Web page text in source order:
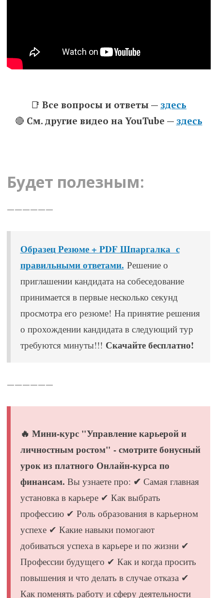
📑 Все вопросы и ответы — здесь
🔴 См. другие видео на YouTube — здесь
Будет полезным:
——————
Образец Резюме + PDF Шпаргалка с
правильными ответами. Решение о
приглашении кандидата на собеседование
принимается в первые несколько секунд
просмотра его резюме! На принятие решения
о прохождении кандидата в следующий тур
требуются минуты!!! Скачайте бесплатно!
——————
🔥 Мини-курс "Управление карьерой и
личностным ростом" - смотрите бонусный
урок из платного Онлайн-курса по
финансам. Вы узнаете про: ✔ Самая главная
установка в карьере ✔ Как выбрать
профессию ✔ Роль образования в карьерном
успехе ✔ Какие навыки помогают
добиваться успеха в карьере и по жизни ✔
Профессии будущего ✔ Как и когда просить
повышения и что делать в случае отказа ✔
Как поменять работу и сферу деятельности